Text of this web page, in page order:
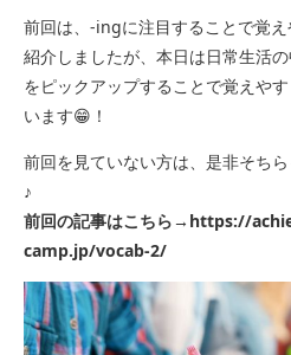
前回は、-ingに注目することで覚
紹介しましたが、本日は日常生活
をピックアップすることで覚えや
います😁！
前回を見ていない方は、是非そち
♪
前回の記事はこちら→ https://
camp.jp/vocab-2/